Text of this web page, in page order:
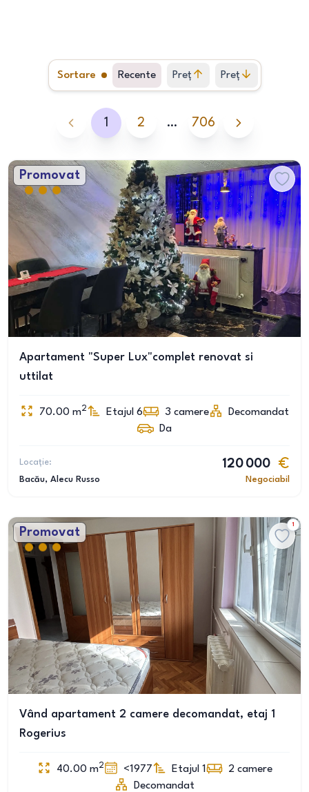
Sortare Recente Preț
crescător
Preț
descrescător
1 2 … 706
Promovat
Apartament "Super Lux"complet renovat si
uttilat
70.00 m2 Etajul 6 3 camere
Decomandat
Da
Locație:
Bacău, Alecu Russo
120 000
Negociabil
Promovat
1
Vând apartament 2 camere decomandat, etaj 1
Rogerius
40.00 m2 <1977 Etajul 1 2 camere
Decomandat